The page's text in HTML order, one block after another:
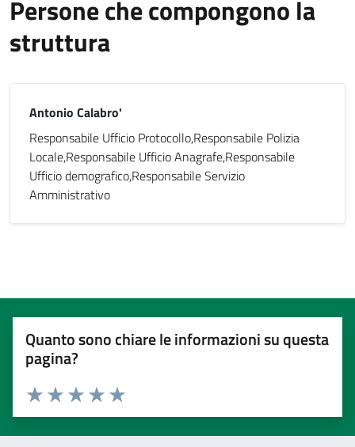
Persone che compongono la
struttura
Antonio Calabro'
Responsabile Ufficio Protocollo,Responsabile Polizia
Locale,Responsabile Ufficio Anagrafe,Responsabile
Ufficio demografico,Responsabile Servizio
Amministrativo
Quanto sono chiare le informazioni su questa
pagina?
Valuta 5 stelle su 5
Valuta 4 stelle su 5
Valuta 3 stelle su 5
Valuta 2 stelle su 5
Valuta 1 stelle su 5